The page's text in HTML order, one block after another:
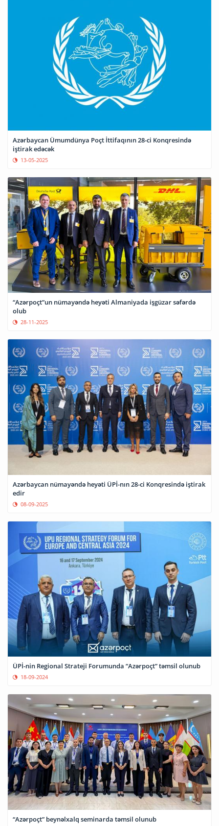
Azərbaycan Ümumdünya Poçt İttifaqının 28-ci Konqresində
iştirak edəcək
13-05-2025
“Azərpoçt”un nümayəndə heyəti Almaniyada işgüzar səfərdə
olub
28-11-2025
Azərbaycan nümayəndə heyəti ÜPİ-nın 28-ci Konqresində iştirak
edir
08-09-2025
ÜPİ-nin Regional Strateji Forumunda “Azərpoçt” təmsil olunub
18-09-2024
“Azərpoçt” beynəlxalq seminarda təmsil olunub